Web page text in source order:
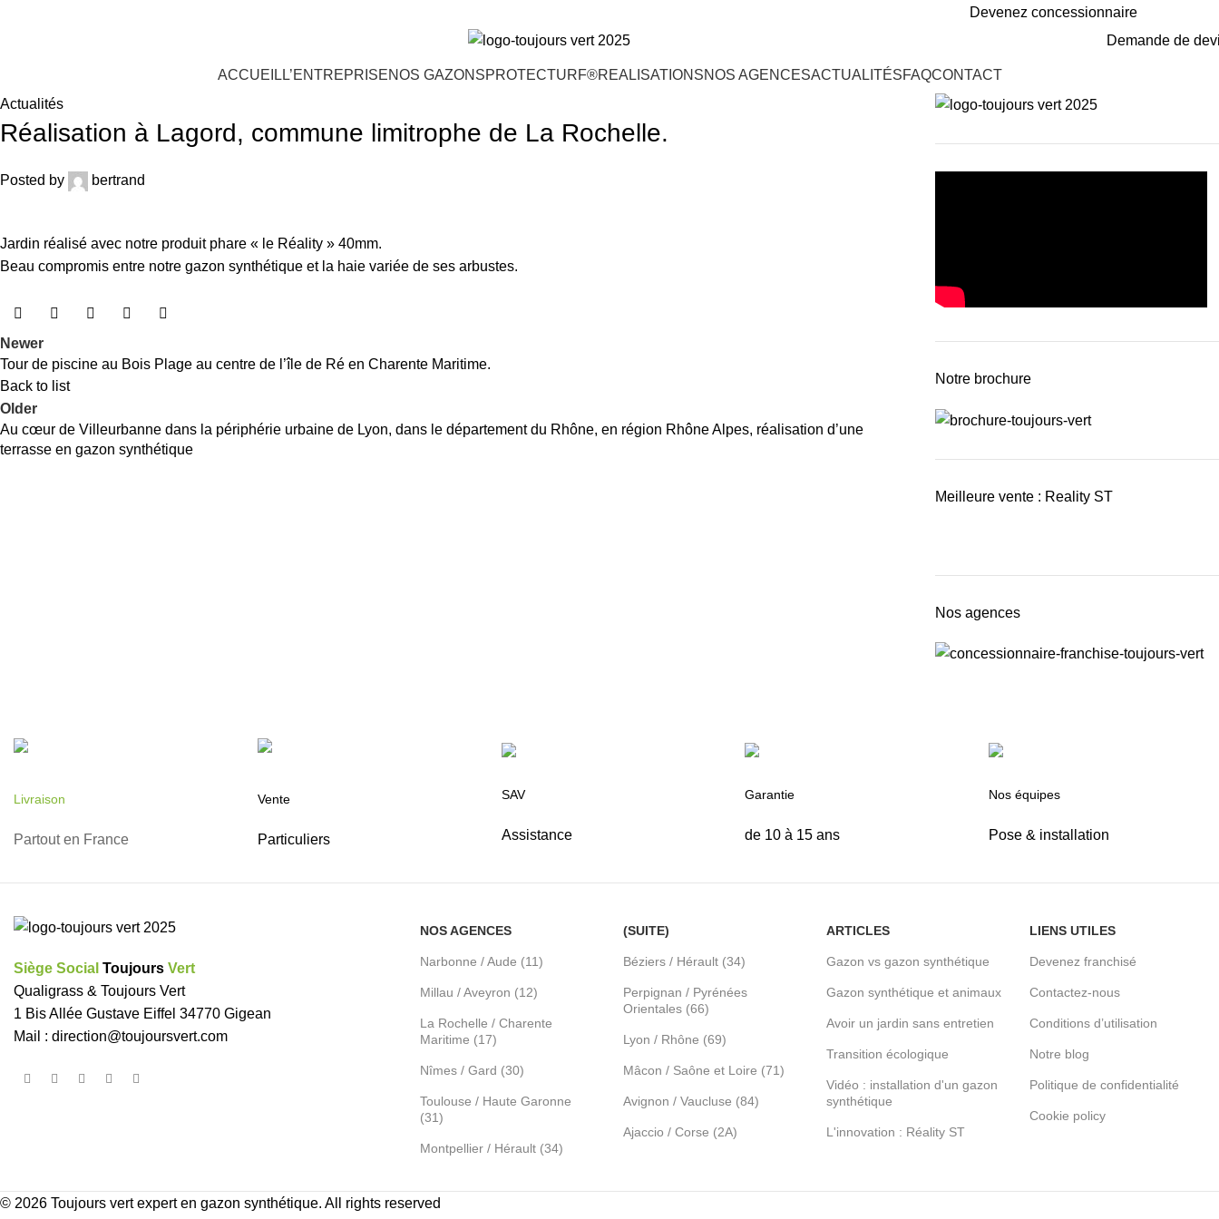
Devenez concessionnaire
Demande de
ACCUEIL L’ENTREPRISENOS GAZONSPROTECTURF®REALISATIONSNOS AGENCESACTUALITÉSFAQCONTACT
Actualités
Réalisation à Lagord, commune limitrophe de La Rochelle.
Posted by bertrand
Jardin réalisé avec notre produit phare « le Réality » 40mm.
Beau compromis entre notre gazon synthétique et la haie variée de ses arbustes.
Newer
Tour de piscine au Bois Plage au centre de l’île de Ré en Charente Maritime.
Back to list
Older
Au cœur de Villeurbanne dans la périphérie urbaine de Lyon, dans le département du Rhône, en région Rhône Alpes, réalisation d’une
terrasse en gazon synthétique
Notre brochure
Meilleure vente : Reality ST
Nos agences
Livraison
Partout en France
Vente
Particuliers
SAV
Assistance
Garantie
de 10 à 15 ans
Nos équipes
Pose & installation
Siège Social Toujours Vert
Qualigrass & Toujours Vert
1 Bis Allée Gustave Eiffel 34770 Gigean
Mail : direction@toujoursvert.com
NOS AGENCES
Narbonne / Aude (11)
Millau / Aveyron (12)
La Rochelle / Charente
Maritime (17)
Nîmes / Gard (30)
Toulouse / Haute Garonne
(31)
Montpellier / Hérault (34)
(SUITE)
Béziers / Hérault (34)
Perpignan / Pyrénées
Orientales (66)
Lyon / Rhône (69)
Mâcon / Saône et Loire (71)
Avignon / Vaucluse (84)
Ajaccio / Corse (2A)
ARTICLES
Gazon vs gazon synthétique
Gazon synthétique et animaux
Avoir un jardin sans entretien
Transition écologique
Vidéo : installation d'un gazon
synthétique
L'innovation : Réality ST
LIENS UTILES
Devenez franchisé
Contactez-nous
Conditions d’utilisation
Notre blog
Politique de confidentialité
Cookie policy
© 2026 Toujours vert expert en gazon synthétique. All rights reserved